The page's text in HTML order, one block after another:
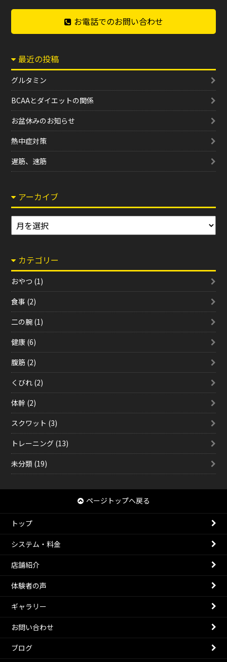
お電話でのお問い合わせ
最近の投稿
グルタミン
BCAAとダイエットの関係
お盆休みのお知らせ
熱中症対策
遅筋、速筋
アーカイブ
ア
ー
イ
ブ
カテゴリー
おやつ (1)
食事 (2)
二の腕 (1)
健康 (6)
腹筋 (2)
くびれ (2)
体幹 (2)
スクワット (3)
トレーニング (13)
未分類 (19)
ページトップへ戻る
トップ
システム・料金
店舗紹介
体験者の声
ギャラリー
お問い合わせ
ブログ